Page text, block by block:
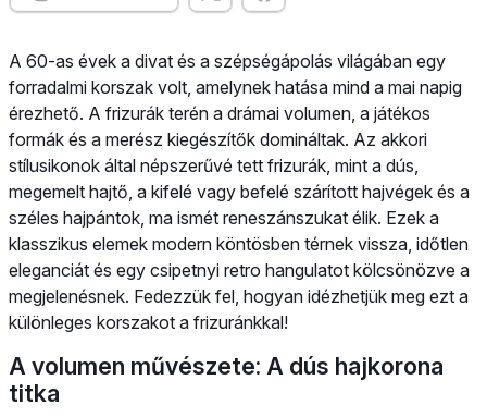
A 60-as évek a divat és a szépségápolás világában egy
forradalmi korszak volt, amelynek hatása mind a mai napig
érezhető. A frizurák terén a drámai volumen, a játékos
formák és a merész kiegészítők domináltak. Az akkori
stílusikonok által népszerűvé tett frizurák, mint a dús,
megemelt hajtő, a kifelé vagy befelé szárított hajvégek és a
széles hajpántok, ma ismét reneszánszukat élik. Ezek a
klasszikus elemek modern köntösben térnek vissza, időtlen
eleganciát és egy csipetnyi retro hangulatot kölcsönözve a
megjelenésnek. Fedezzük fel, hogyan idézhetjük meg ezt a
különleges korszakot a frizuránkkal!
A volumen művészete: A dús hajkorona
titka